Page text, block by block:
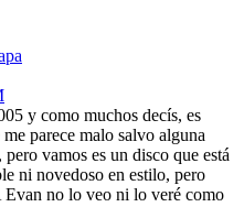
y como muchos decís, es
parece malo salvo alguna
vamos es un disco que está
ni novedoso en estilo, pero
no lo veo ni lo veré como